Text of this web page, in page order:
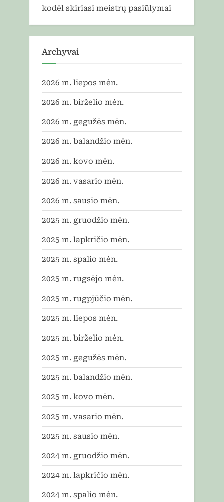
kodėl skiriasi meistrų pasiūlymai
Archyvai
2026 m. liepos mėn.
2026 m. birželio mėn.
2026 m. gegužės mėn.
2026 m. balandžio mėn.
2026 m. kovo mėn.
2026 m. vasario mėn.
2026 m. sausio mėn.
2025 m. gruodžio mėn.
2025 m. lapkričio mėn.
2025 m. spalio mėn.
2025 m. rugsėjo mėn.
2025 m. rugpjūčio mėn.
2025 m. liepos mėn.
2025 m. birželio mėn.
2025 m. gegužės mėn.
2025 m. balandžio mėn.
2025 m. kovo mėn.
2025 m. vasario mėn.
2025 m. sausio mėn.
2024 m. gruodžio mėn.
2024 m. lapkričio mėn.
2024 m. spalio mėn.